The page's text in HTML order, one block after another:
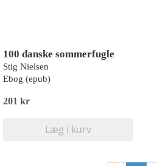
100 danske sommerfugle
Stig Nielsen
Ebog (epub)
201 kr
Læg i kurv